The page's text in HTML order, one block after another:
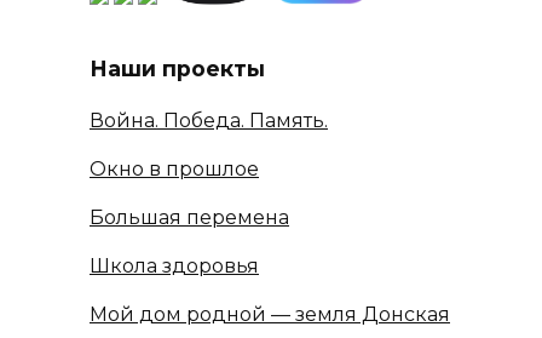
Наши проекты
Война. Победа. Память.
Окно в прошлое
Большая перемена
Школа здоровья
Мой дом родной — земля Донская